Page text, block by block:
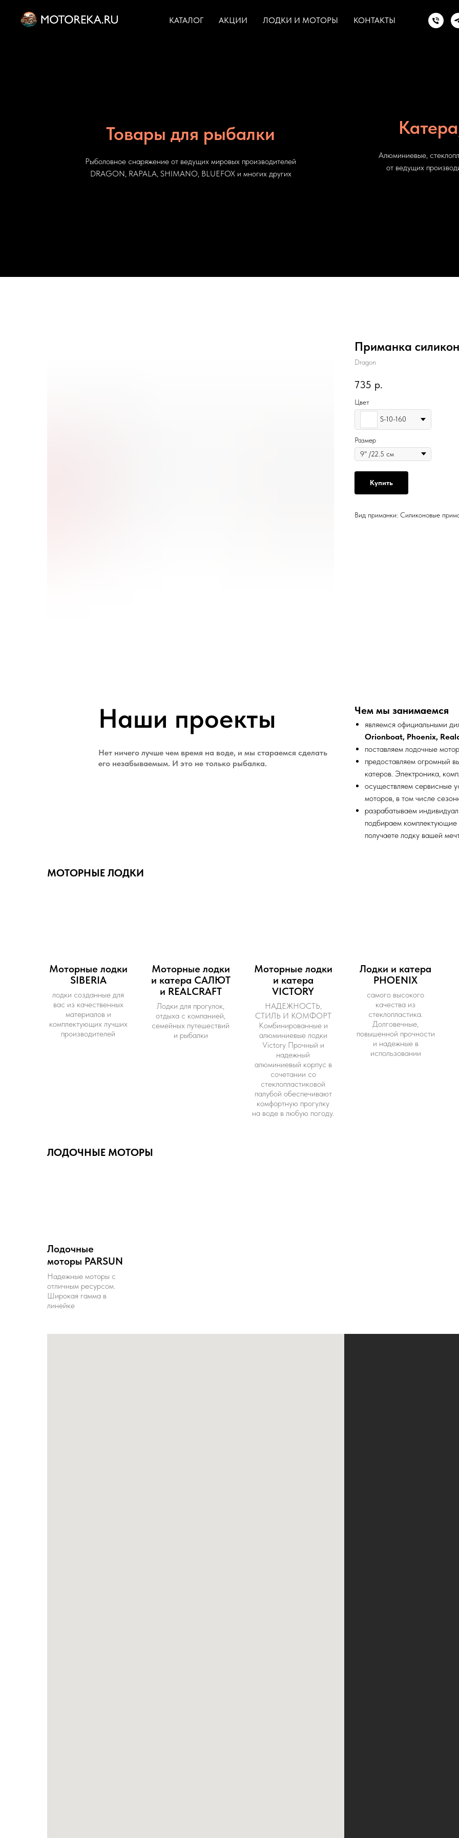
КАТАЛОГ АКЦИИ ЛОДКИ И МОТОРЫ КОНТАКТЫ
Товары для рыбалки
Рыболовное снаряжение от ведущих мировых производителей
DRAGON, RAPALA, SHIMANO, BLUEFOX и многих других
Алюминиевые,
от ведущих
Приманка
Dragon
735 р.
Цвет
S-10-160
Размер
Купить
Вид приманки: Силиконовые
Наши проекты
Нет ничего лучше чем время на воде, и мы стараемся сделать
его незабываемым. И это не только рыбалка.
Чем мы занимаемся
являемся официальными
Orionboat, Phoenix,
поставляем лодочные
предоставляем огромный
катеров. Электроника,
осуществляем сервисные
моторов, в том числе
разрабатываем
подбираем
получаете лодку вашей
МОТОРНЫЕ ЛОДКИ
Моторные лодки
SIBERIA
лодки созданные для
вас из качественных
материалов и
комплектующих лучших
производителей
Моторные лодки
и катера САЛЮТ
и REALCRAFT
Лодки для прогулок,
отдыха с компанией,
семейных путешествий
и рыбалки
Моторные лодки
и катера
VICTORY
НАДЕЖНОСТЬ,
СТИЛЬ И КОМФОРТ
Комбинированные и
алюминиевые лодки
Victory Прочный и
надежный
алюминиевый корпус в
сочетании со
стеклопластиковой
палубой обеспечивают
комфортную прогулку
на воде в любую погоду.
Лодки и катера
PHOENIX
самого высокого
качества из
стеклопластика.
Долговечные,
повышенной прочности
и надежные в
использовании
ЛОДОЧНЫЕ МОТОРЫ
Лодочные
моторы PARSUN
Надежные моторы с
отличным ресурсом.
Широкая гамма в
линейке